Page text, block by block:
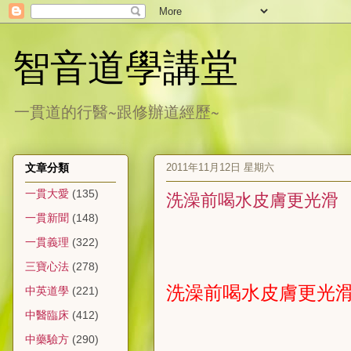
智音道學講堂
一貫道的行醫~跟修辦道經歷~
2011年11月12日 星期六
洗澡前喝水皮膚更光滑
洗澡前喝水皮膚更光
文章分類
一貫大愛 (135)
一貫新聞 (148)
一貫義理 (322)
三寶心法 (278)
中英道學 (221)
中醫臨床 (412)
中藥驗方 (290)